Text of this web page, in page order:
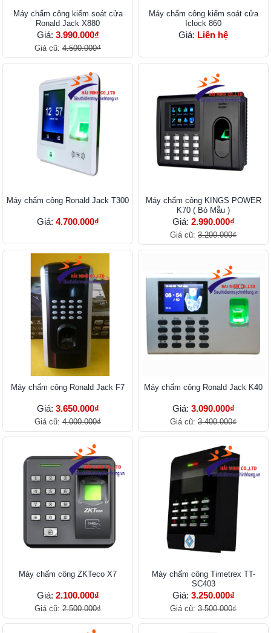
Máy chấm công kiểm soát cửa
Ronald Jack X880
Giá: 3.990.000₫
Giá cũ: 4.500.000₫
Máy chấm công kiểm soát cửa
Iclock 860
Giá: Liên hệ
Máy chấm công Ronald Jack T300
Giá: 4.700.000₫
Máy chấm công KINGS POWER
K70 ( Bỏ Mẫu )
Giá: 2.990.000₫
Giá cũ: 3.200.000₫
Máy chấm công Ronald Jack F7
Giá: 3.650.000₫
Giá cũ: 4.000.000₫
Máy chấm công Ronald Jack K40
Giá: 3.090.000₫
Giá cũ: 3.400.000₫
Máy chấm công ZKTeco X7
Giá: 2.100.000₫
Giá cũ: 2.500.000₫
Máy chấm công Timetrex TT-
SC403
Giá: 3.250.000₫
Giá cũ: 3.500.000₫